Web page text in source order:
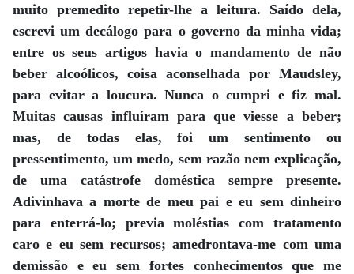
muito premedito repetir-lhe a leitura. Saído dela,
escrevi um decálogo para o governo da minha vida;
entre os seus artigos havia o mandamento de não
beber alcoólicos, coisa aconselhada por Maudsley,
para evitar a loucura. Nunca o cumpri e fiz mal.
Muitas causas influíram para que viesse a beber;
mas, de todas elas, foi um sentimento ou
pressentimento, um medo, sem razão nem explicação,
de uma catástrofe doméstica sempre presente.
Adivinhava a morte de meu pai e eu sem dinheiro
para enterrá-lo; previa moléstias com tratamento
caro e eu sem recursos; amedrontava-me com uma
demissão e eu sem fortes conhecimentos que me